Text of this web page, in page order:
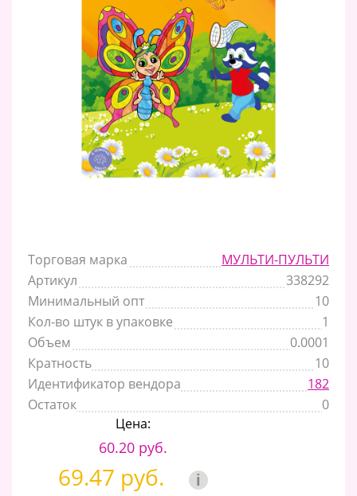
Торговая марка
МУЛЬТИ-ПУЛЬТИ
Артикул
338292
Минимальный опт
10
Кол-во штук в упаковке
1
Объем
0.0001
Кратность
10
Идентификатор вендора
182
Остаток
0
Цена:
60.20 руб.
69.47 руб. i